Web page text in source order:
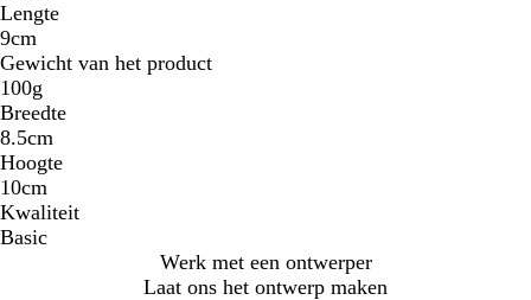
Lengte
9cm
Gewicht van het product
100g
Breedte
8.5cm
Hoogte
10cm
Kwaliteit
Basic
Werk met een ontwerper
Laat ons het ontwerp maken